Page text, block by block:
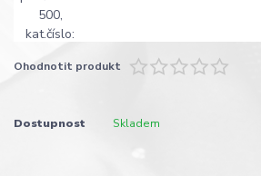
Ohodnotit produkt
Dostupnost Skladem